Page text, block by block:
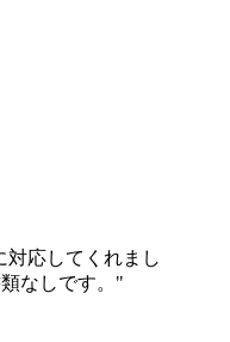
応してくれまし
なしです。 "